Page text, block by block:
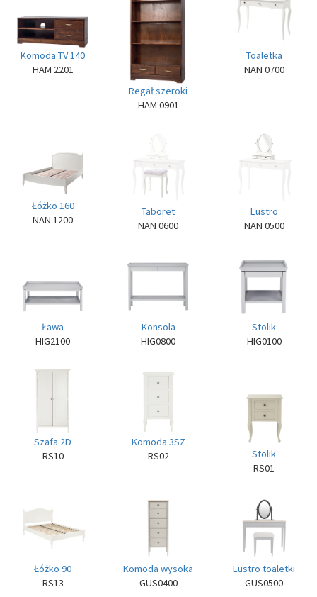
Komoda TV 140
HAM 2201
Regał szeroki
HAM 0901
Toaletka
NAN 0700
Łóżko 160
NAN 1200
Taboret
NAN 0600
Lustro
NAN 0500
Ława
HIG2100
Konsola
HIG0800
Stolik
HIG0100
Szafa 2D
RS10
Komoda 3SZ
RS02
Stolik
RS01
Łóżko 90
RS13
Komoda wysoka
GUS0400
Lustro toaletki
GUS0500